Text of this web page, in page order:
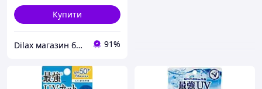
Купити
Dilax магазин брендових дитячих іграшок та товарів для батьків. 91%